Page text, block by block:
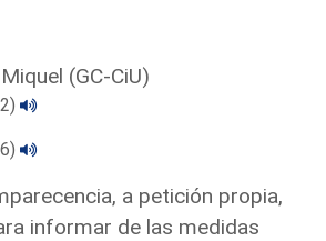
(GC-CiU)
a petición propia,
informar de las medidas